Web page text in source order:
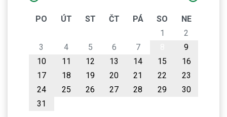
PO ÚT ST ČT PÁ SO
NE
1
2
3
4 5 6 7
9
10
11 12 13 14 15
16
17
18 19 20 21 22
23
24
25 26 27 28 29
30
31